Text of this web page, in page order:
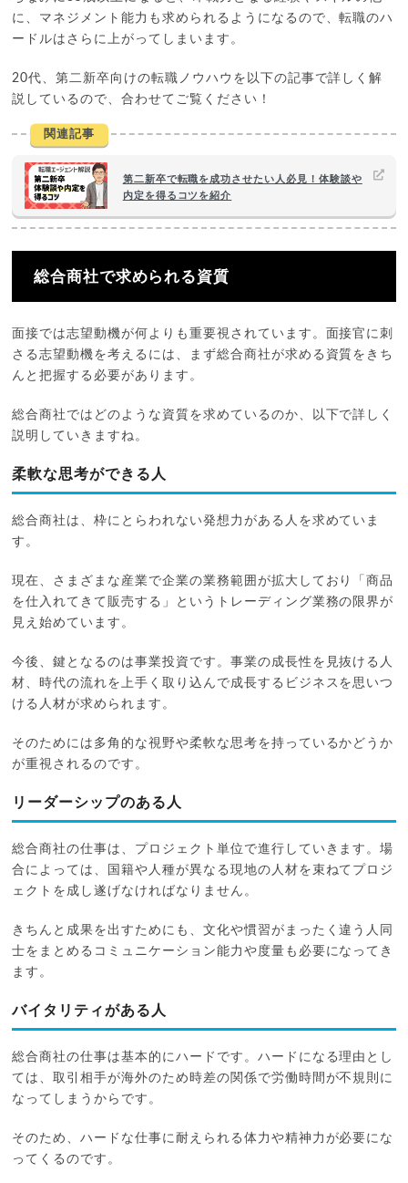
に、マネジメント能力も求められるようになるので、転職のハ
ードルはさらに上がってしまいます。
20代、第二新卒向けの転職ノウハウを以下の記事で詳しく解
説しているので、合わせてご覧ください！
関連記事
第二新卒で転職を成功させたい人必見！体験談や
内定を得るコツを紹介
総合商社で求められる資質
面接では志望動機が何よりも重要視されています。面接官に刺
さる志望動機を考えるには、まず総合商社が求める資質をきち
んと把握する必要があります。
総合商社ではどのような資質を求めているのか、以下で詳しく
説明していきますね。
柔軟な思考ができる人
総合商社は、枠にとらわれない発想力がある人を求めていま
す。
現在、さまざまな産業で企業の業務範囲が拡大しており「商品
を仕入れてきて販売する」というトレーディング業務の限界が
見え始めています。
今後、鍵となるのは事業投資です。事業の成長性を見抜ける人
材、時代の流れを上手く取り込んで成長するビジネスを思いつ
ける人材が求められます。
そのためには多角的な視野や柔軟な思考を持っているかどうか
が重視されるのです。
リーダーシップのある人
総合商社の仕事は、プロジェクト単位で進行していきます。場
合によっては、国籍や人種が異なる現地の人材を束ねてプロジ
ェクトを成し遂げなければなりません。
きちんと成果を出すためにも、文化や慣習がまったく違う人同
士をまとめるコミュニケーション能力や度量も必要になってき
ます。
バイタリティがある人
総合商社の仕事は基本的にハードです。ハードになる理由とし
ては、取引相手が海外のため時差の関係で労働時間が不規則に
なってしまうからです。
そのため、ハードな仕事に耐えられる体力や精神力が必要にな
ってくるのです。